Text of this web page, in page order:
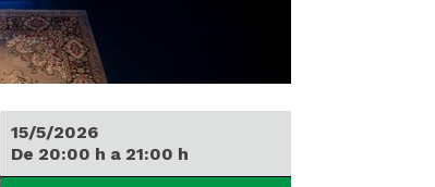
15/5/2026
De 20:00 h a 21:00 h